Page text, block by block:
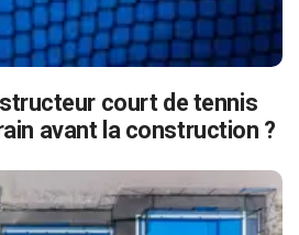
court de tennis
avant la construction ?